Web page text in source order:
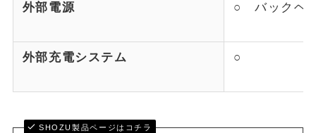
外部電源 ○ バックヘ
外部充電システム ○
SHOZU製品ページはコチラ